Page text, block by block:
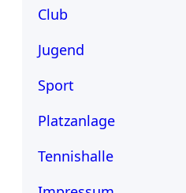
Club
Jugend
Sport
Platzanlage
Tennishalle